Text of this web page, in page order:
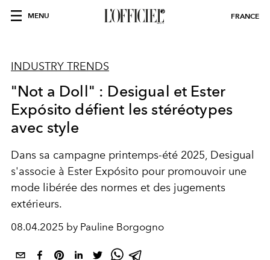
MENU FRANCE
INDUSTRY TRENDS
"Not a Doll" : Desigual et Ester
Expósito défient les stéréotypes
avec style
Dans sa campagne printemps-été 2025, Desigual
s'associe à Ester Expósito pour promouvoir une
mode libérée des normes et des jugements
extérieurs.
08.04.2025 by Pauline Borgogno